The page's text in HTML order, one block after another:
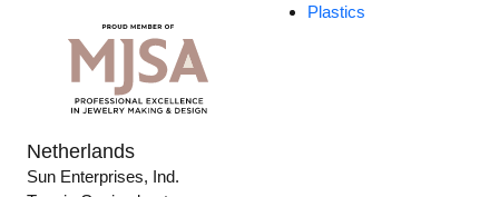
Plastics
Netherlands
Sun Enterprises, Ind.